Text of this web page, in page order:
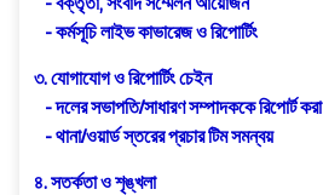
- বক্তৃতা, সংবাদ সম্মেলন আয়োজন
- কর্মসূচি লাইভ কাভারেজ ও রিপোর্টিং
৩. যোগাযোগ ও রিপোর্টিং চেইন
- দলের সভাপতি/সাধারণ সম্পাদককে রিপোর্ট করা
- থানা/ওয়ার্ড স্তরের প্রচার টিম সমন্বয়
৪. সতর্কতা ও শৃঙ্খলা